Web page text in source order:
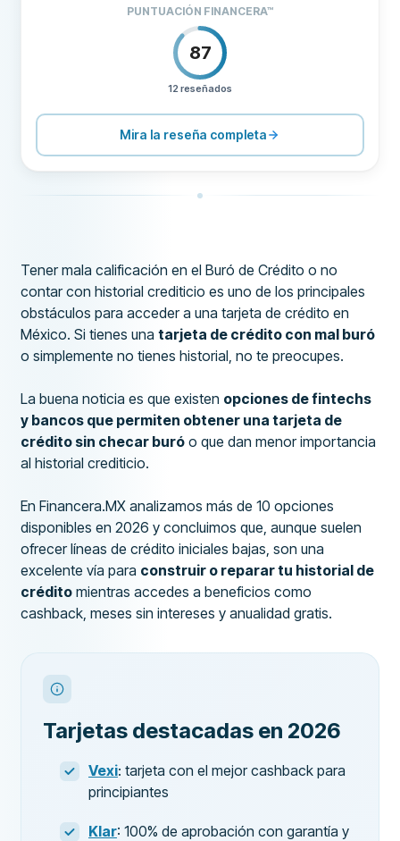
PUNTUACIÓN FINANCERA™
87
12 reseñados
CONDICIONES 80
Mira la reseña completa
Tener mala calificación en el Buró de Crédito o no
contar con historial crediticio es uno de los principales
obstáculos para acceder a una tarjeta de crédito en
México. Si tienes unatarjeta de crédito con mal buró
o simplemente no tienes historial, no te preocupes.
La buena noticia es que existen opciones de fintechs
y bancos que permiten obtener una tarjeta de
crédito sin checar buró o que dan menor importancia
al historial crediticio.
En Financera.MX analizamos más de 10 opciones
disponibles en 2026 y concluimos que, aunque suelen
ofrecer líneas de crédito iniciales bajas, son una
excelente vía para construir o reparar tu historial de
crédito mientras accedes a beneficios como
cashback, meses sin intereses y anualidad gratis.
Tarjetas destacadas en 2026
Vexi: tarjeta con el mejor cashback para
principiantes
Klar: 100% de aprobación con garantía y